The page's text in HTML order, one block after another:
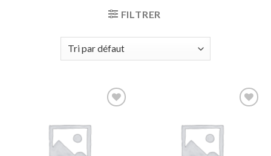
FILTRER